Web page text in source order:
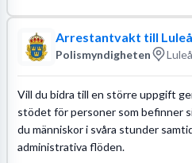
Arrestantvakt till Luleå
Polismyndigheten
Vill du bidra till en större uppgift
stödet för personer som befinner
du människor i svåra stunder
administrativa flöden.